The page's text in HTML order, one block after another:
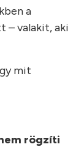
a
– valakit, aki
mit
rögzíti